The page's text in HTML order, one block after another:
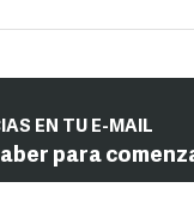
EN TU E-MAIL
para